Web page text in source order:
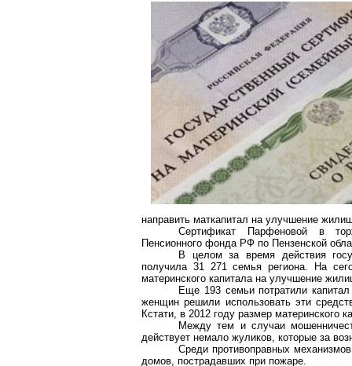
направить маткапитал на улучшение
Сертификат Парфеновой в
Пенсионного фонда РФ по Пензенской
В целом за время действия
получила 31 271 семья региона. На
материнского капитала на улучшение
Еще 193 семьи потратили
женщин решили использовать эти
Кстати, в 2012 году размер материнского
Между тем и случаи
действует немало жуликов, которые за
Среди противоправных
домов, пострадавших при пожаре.